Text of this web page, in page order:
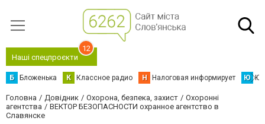
Наші спецпроєкти
12
Б Бложенька К Классное радио Н Налоговая информирует Ю
Головна Довідник Охорона, безпека, захист
Охоронні
агентства
ВЕКТОР БЕЗОПАСНОСТИ охранное агентство в
Славянске